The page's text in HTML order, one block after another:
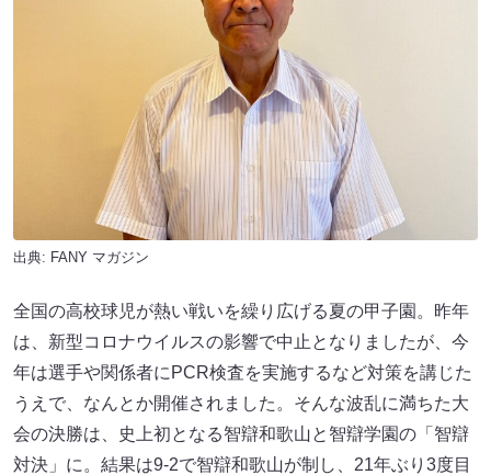
出典: FANY マガジン
全国の高校球児が熱い戦いを繰り広げる夏の甲子園。昨年
は、新型コロナウイルスの影響で中止となりましたが、今
年は選手や関係者にPCR検査を実施するなど対策を講じた
うえで、なんとか開催されました。そんな波乱に満ちた大
会の決勝は、史上初となる智辯和歌山と智辯学園の「智辯
対決」に。結果は9-2で智辯和歌山が制し、21年ぶり3度目